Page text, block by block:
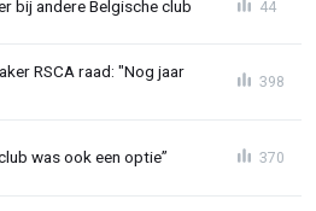
bij andere Belgische club 44
RSCA raad: "Nog jaar
398
was ook een optie” 370